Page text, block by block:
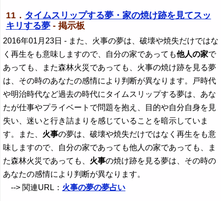
11． タイムスリップする夢・家の焼け跡を見てスッ
キリする夢- 掲示板
2016年01月23日 - また、火事の夢は、破壊や焼失だけではな
く再生をも意味しますので、自分の家であっても他人の家で
あっても、また森林火災であっても、火事の焼け跡を見る夢
は、その時のあなたの感情により判断が異なります。戸時代
や明治時代など過去の時代にタイムスリップする夢は、あな
たが仕事やプライベートで問題を抱え、目的や自分自身を見
失い、迷いと行き詰まりを感じていることを暗示していま
す。また、 火事の夢は、破壊や焼失だけではなく再生をも意
味しますので、自分の家であっても他人の家であっても、ま
た森林火災であっても、 火事の焼け跡を見る夢は、その時の
あなたの感情により判断が異なります。
--> 関連URL： 火事の夢の夢占い